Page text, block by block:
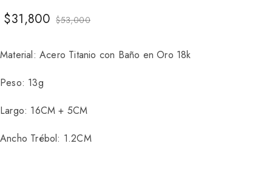
$53,000
$31,800
Material: Acero Titanio con Baño en Oro 18k
Peso: 13g
Largo: 16CM + 5CM
Ancho Trébol: 1.2CM